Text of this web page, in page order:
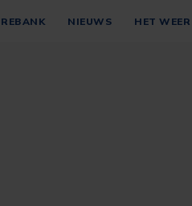
NIEUWS HET WEER